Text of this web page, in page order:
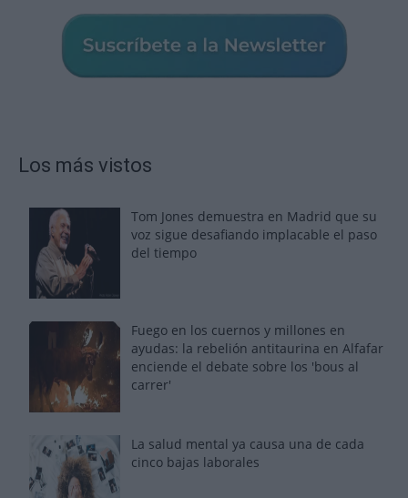
Los más vistos
Tom Jones demuestra en Madrid que su
voz sigue desafiando implacable el paso
del tiempo
Fuego en los cuernos y millones en
ayudas: la rebelión antitaurina en Alfafar
enciende el debate sobre los 'bous al
carrer'
La salud mental ya causa una de cada
cinco bajas laborales